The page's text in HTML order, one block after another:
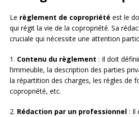
Le règlement de copropriété est le
qui régit la vie de la copropriété. Sa
cruciale qui nécessite une attention
1. Contenu du règlement : Il doit
l’immeuble, la description des parties
la répartition des charges, les règles de
copropriété, etc.
2. Rédaction par un professionnel : Il